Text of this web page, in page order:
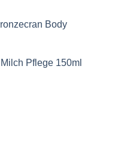
Body
Pflege 150ml